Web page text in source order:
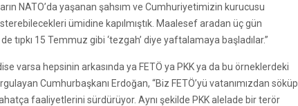
NATO’da yaşanan şahsım ve Cumhuriyetimizin kurucusu
ümidine kapılmıştık. Maalesef aradan üç gün
tıpkı 15 Temmuz gibi ‘tezgah’ diye yaftalamaya başladılar.”
varsa hepsinin arkasında ya FETÖ ya PKK ya da bu örneklerdeki
Cumhurbaşkanı Erdoğan, “Biz FETÖ’yü vatanımızdan söküp
faaliyetlerini sürdürüyor. Aynı şekilde PKK alelade bir terör